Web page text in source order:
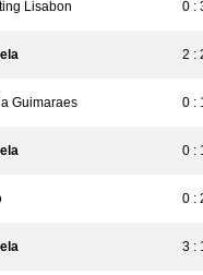
Lisabon 0 :
2 :
Guimaraes 0 :
0 :
0 :
3 :